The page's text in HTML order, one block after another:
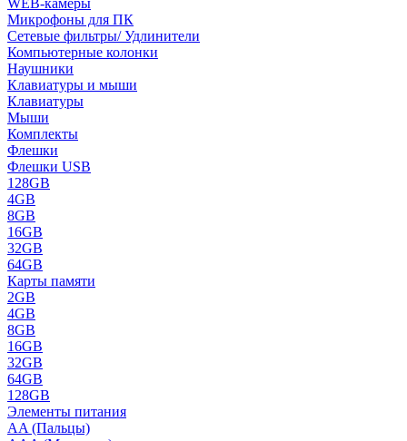
WEB-камеры
Микрофоны для ПК
Сетевые фильтры/ Удлинители
Компьютерные колонки
Наушники
Клавиатуры и мыши
Клавиатуры
Мыши
Комплекты
Флешки
Флешки USB
128GB
4GB
8GB
16GB
32GB
64GB
Карты памяти
2GB
4GB
8GB
16GB
32GB
64GB
128GB
Элементы питания
AA (Пальцы)